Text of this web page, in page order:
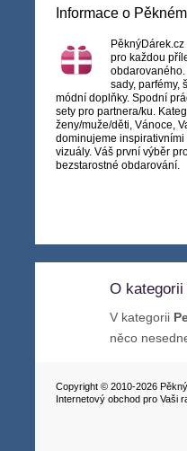
Informace o
pro každou
sady, parfémy,
módní doplňky. Spodní
sety pro partnera/ku.
ženy/muže/děti, Vánoce,
dominujeme
vizuály. Váš první výběr
bezstarostné obdarování.
O kategorii
V kategorii
něco
Copyright © 2010-2026
Internetový obchod pro Vaši